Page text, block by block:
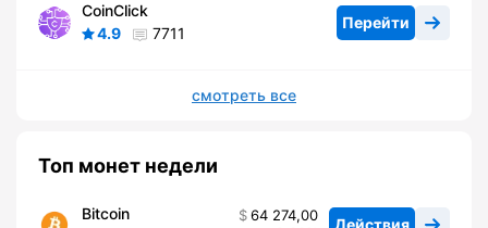
CoinClick
4.9
7711
Перейти
смотреть все
Топ монет недели
Bitcoin
64 274,00
Действия